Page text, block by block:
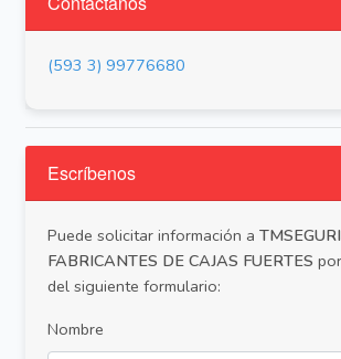
(593 3) 99776680
Escríbenos
Puede solicitar información a
FABRICANTES DE CAJAS FUERTES
del siguiente formulario:
Nombre